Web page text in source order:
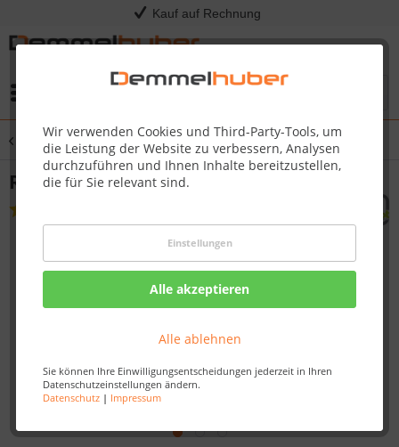
Kauf auf Rechnung
Wir verwenden Cookies und Third-Party-Tools, um
die Leistung der Website zu verbessern, Analysen
durchzuführen und Ihnen Inhalte bereitzustellen,
die für Sie relevant sind.
Einstellungen
Alle akzeptieren
Alle ablehnen
Sie können Ihre Einwilligungsentscheidungen jederzeit in Ihren
Datenschutzeinstellungen ändern.
Datenschutz| Impressum
Übersicht Rutschen
Rutsche BRONCO 1,74 m